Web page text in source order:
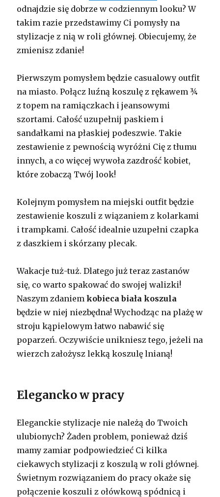
odnajdzie się dobrze w codziennym looku? W
takim razie przedstawimy Ci pomysły na
stylizacje z nią w roli głównej. Obiecujemy, że
zmienisz zdanie!
Pierwszym pomysłem będzie casualowy outfit
na miasto. Połącz luźną koszulę z rękawem ¾
z topem na ramiączkach i jeansowymi
szortami. Całość uzupełnij paskiem i
sandałkami na płaskiej podeszwie. Takie
zestawienie z pewnością wyróżni Cię z tłumu
innych, a co więcej wywoła zazdrość kobiet,
które zobaczą Twój look!
Kolejnym pomysłem na miejski outfit będzie
zestawienie koszuli z wiązaniem z kolarkami
i trampkami. Całość idealnie uzupełni czapka
z daszkiem i skórzany plecak.
Wakacje tuż-tuż. Dlatego już teraz zastanów
się, co warto spakować do swojej walizki!
Naszym zdaniemkobieca biała koszula
będzie w niej niezbędna! Wychodząc na plażę w
stroju kąpielowym łatwo nabawić się
poparzeń. Oczywiście unikniesz tego, jeżeli na
wierzch założysz lekką koszulę lnianą!
Elegancko w pracy
Eleganckie stylizacje nie należą do Twoich
ulubionych? Żaden problem, ponieważ dziś
mamy zamiar podpowiedzieć Ci kilka
ciekawych stylizacji z koszulą w roli głównej.
Świetnym rozwiązaniem do pracy okaże się
połączenie koszuli z ołówkową spódnicą i